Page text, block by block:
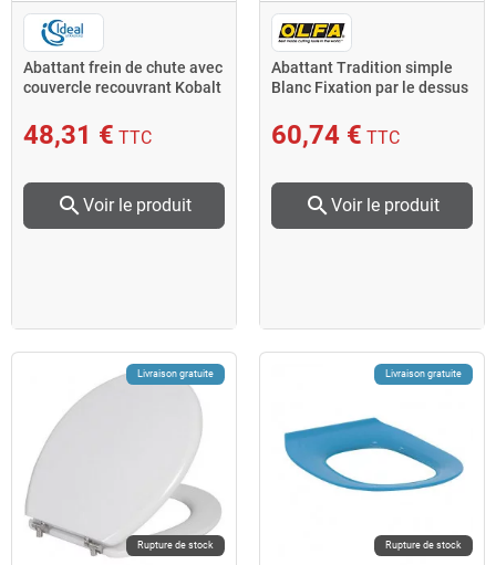
Abattant frein de chute avec
couvercle recouvrant Kobalt
48,31 € TTC
search Voir le produit
Abattant Tradition simple
Blanc Fixation par le dessus
60,74 € TTC
search Voir le produit
Livraison gratuite
Rupture de stock
Livraison gratuite
Rupture de stock